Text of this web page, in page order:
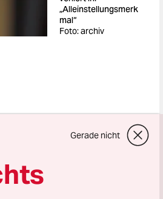
„Alleinstellungsmerk
mal“
Foto: archiv
Diese
Gerade nicht